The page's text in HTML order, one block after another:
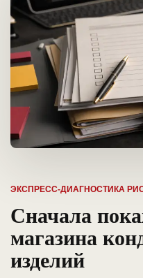
ЭКСПРЕСС-ДИАГНОСТИКА
Сначала
магазина
изделий